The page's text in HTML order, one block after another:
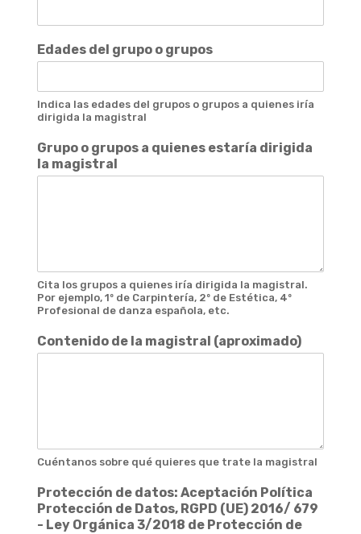
Edades del grupo o grupos
Indica las edades del grupos o grupos a quienes iría
dirigida la magistral
Grupo o grupos a quienes estaría dirigida
la magistral
Cita los grupos a quienes iría dirigida la magistral.
Por ejemplo, 1º de Carpintería, 2º de Estética, 4º
Profesional de danza española, etc.
Contenido de la magistral (aproximado)
Cuéntanos sobre qué quieres que trate la magistral
Protección de datos: Aceptación Política
Protección de Datos, RGPD (UE) 2016/ 679
- Ley Orgánica 3/2018 de Protección de